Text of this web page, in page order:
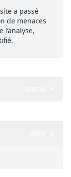
a passé
de menaces
l’analyse,